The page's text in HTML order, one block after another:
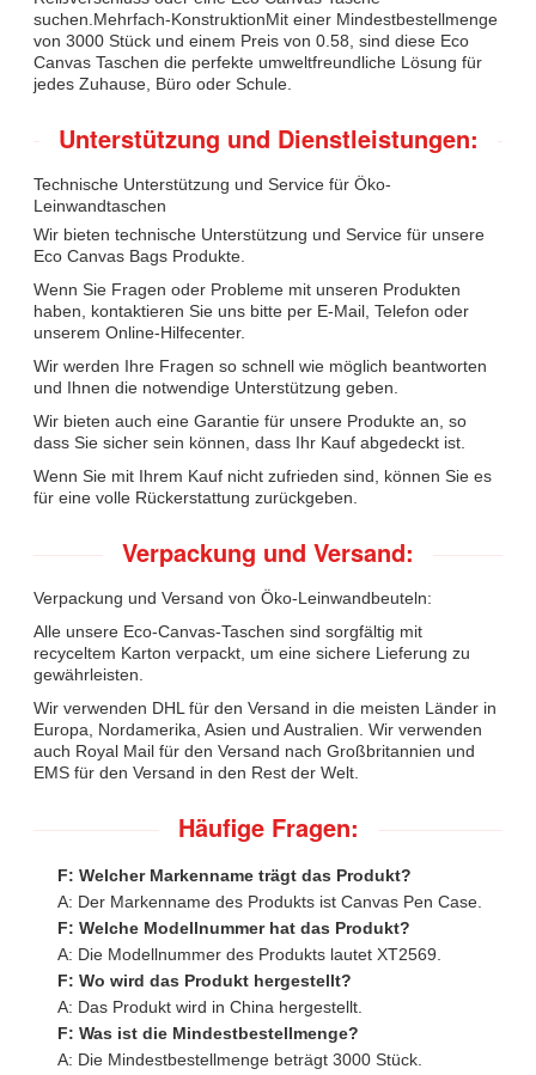
suchen.Mehrfach-KonstruktionMit einer Mindestbestellmenge
von 3000 Stück und einem Preis von 0.58, sind diese Eco
Canvas Taschen die perfekte umweltfreundliche Lösung für
jedes Zuhause, Büro oder Schule.
Unterstützung und Dienstleistungen:
Technische Unterstützung und Service für Öko-
Leinwandtaschen
Wir bieten technische Unterstützung und Service für unsere
Eco Canvas Bags Produkte.
Wenn Sie Fragen oder Probleme mit unseren Produkten
haben, kontaktieren Sie uns bitte per E-Mail, Telefon oder
unserem Online-Hilfecenter.
Wir werden Ihre Fragen so schnell wie möglich beantworten
und Ihnen die notwendige Unterstützung geben.
Wir bieten auch eine Garantie für unsere Produkte an, so
dass Sie sicher sein können, dass Ihr Kauf abgedeckt ist.
Wenn Sie mit Ihrem Kauf nicht zufrieden sind, können Sie es
für eine volle Rückerstattung zurückgeben.
Verpackung und Versand:
Verpackung und Versand von Öko-Leinwandbeuteln:
Alle unsere Eco-Canvas-Taschen sind sorgfältig mit
recyceltem Karton verpackt, um eine sichere Lieferung zu
gewährleisten.
Wir verwenden DHL für den Versand in die meisten Länder in
Europa, Nordamerika, Asien und Australien. Wir verwenden
auch Royal Mail für den Versand nach Großbritannien und
EMS für den Versand in den Rest der Welt.
Häufige Fragen:
F: Welcher Markenname trägt das Produkt?
A: Der Markenname des Produkts ist Canvas Pen Case.
F: Welche Modellnummer hat das Produkt?
A: Die Modellnummer des Produkts lautet XT2569.
F: Wo wird das Produkt hergestellt?
A: Das Produkt wird in China hergestellt.
F: Was ist die Mindestbestellmenge?
A: Die Mindestbestellmenge beträgt 3000 Stück.